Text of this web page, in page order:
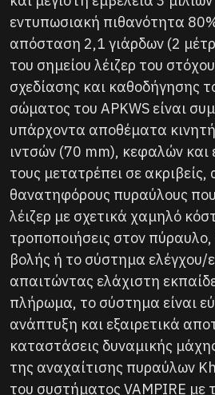
εντυπωσιακή πιθανότητα
απόσταση 2,1 γιάρδων (2
του σημείου λέιζερ του
σχεδίασης και καθοδήγησης
σώματος του APKWS είναι
υπάρχοντα αποθέματα
ιντσών (70 mm), κεφαλών και
τους μετατρέπει σε ακριβείς,
θανατηφόρους πυραύλους
λέιζερ με σχετικά χαμηλό
τροποποιήσεις στον
βολής ή το σύστημα ελέγχου/
απαιτώντας ελάχιστη
πλήρωμα, το σύστημα είναι
ανάπτυξη και εξαιρετικά
καταστάσεις δυναμικής
της αναχαίτισης πυραύλων
του συστήματος VAMPIRE με